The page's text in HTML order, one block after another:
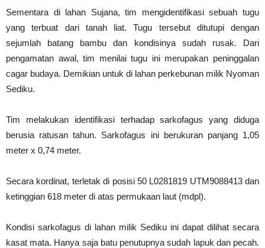
Sementara di lahan Sujana, tim mengidentifikasi sebuah tugu
yang terbuat dari tanah liat. Tugu tersebut ditutupi dengan
sejumlah batang bambu dan kondisinya sudah rusak. Dari
pengamatan awal, tim menilai tugu ini merupakan peninggalan
cagar budaya. Demikian untuk di lahan perkebunan milik Nyoman
Sediku.
Tim melakukan identifikasi terhadap sarkofagus yang diduga
berusia ratusan tahun. Sarkofagus ini berukuran panjang 1,05
meter x 0,74 meter.
Secara kordinat, terletak di posisi 50 L0281819 UTM9088413 dan
ketinggian 618 meter di atas permukaan laut (mdpl).
Kondisi sarkofagus di lahan milik Sediku ini dapat dilihat secara
kasat mata. Hanya saja batu penutupnya sudah lapuk dan pecah.